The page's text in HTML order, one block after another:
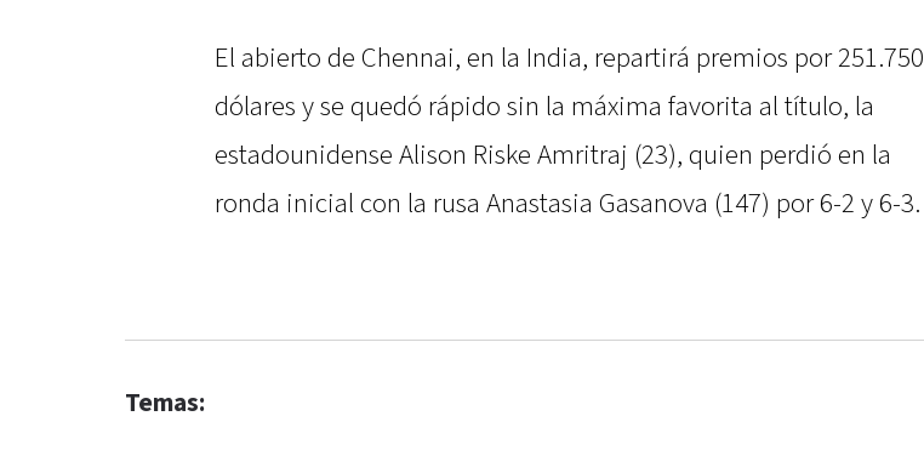
El abierto de Chennai, en la India, repartirá premios por 251.750
dólares y se quedó rápido sin la máxima favorita al título, la
estadounidense Alison Riske Amritraj (23), quien perdió en la
ronda inicial con la rusa Anastasia Gasanova (147) por 6-2 y 6-3.
Temas: